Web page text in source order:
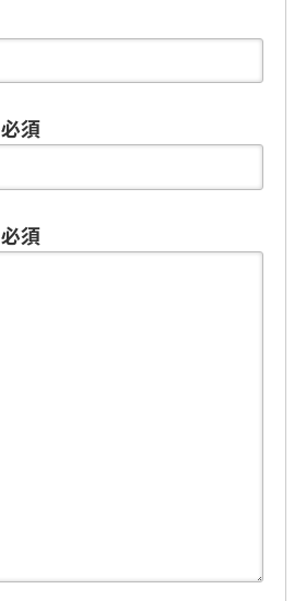
必須
必須